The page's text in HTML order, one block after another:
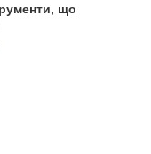
що